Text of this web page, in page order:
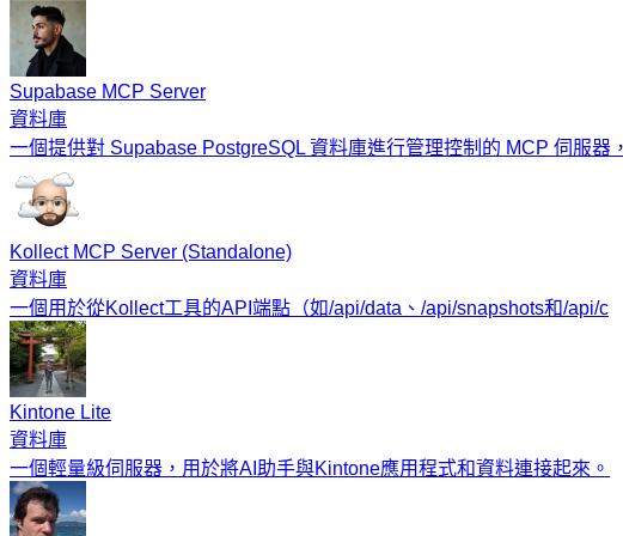
Supabase MCP Server
資料庫
一個提供對 Supabase PostgreSQL 資料庫進行管理控制的 MCP 伺服
Kollect MCP Server (Standalone)
資料庫
一個用於從Kollect工具的API端點（如/api/data、/api/snapshots和/api/c
Kintone Lite
資料庫
一個輕量級伺服器，用於將AI助手與Kintone應用程式和資料連接起來。